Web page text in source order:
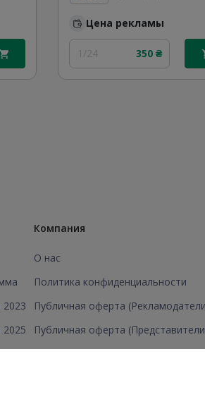
Цена рекламы
1/24 350 ₴
2023
2025
Компания
О нас
Политика конфиденциальности
Публичная оферта
Публичная оферта